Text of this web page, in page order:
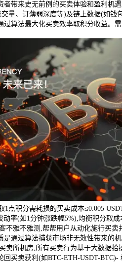
者带来史无前例的买卖体验和盈利机
量、订薄弱深度等)及链上数据(如钱
过算法最大化买卖效率取积分收益。
1点积分需耗损的买卖成本≤0.005
率(如1分钟涨跌幅5%),均衡积分取
不雅不雅测,帮帮用户从动化施行买卖
是通过算法捕获市场非无效性带来的
卖所机房,所有买卖行为基于大数据拾
回买卖获利(如BTC-ETH-USDT-